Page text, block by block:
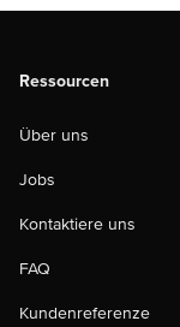
Ressourcen
Über uns
Jobs
Kontaktiere uns
FAQ
Kundenreferenze